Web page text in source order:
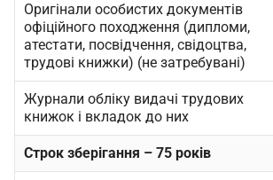
Оригінали особистих документів
офіційного походження (дипломи,
атестати, посвідчення, свідоцтва,
трудові книжки) (не затребувані)
Журнали обліку видачі трудових
книжок і вкладок до них
Строк зберігання – 75 років